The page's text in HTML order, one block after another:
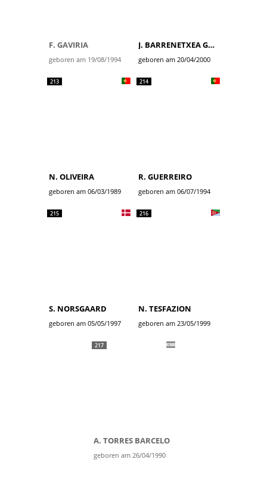
F. GAVIRIA
geboren am 19/08/1994
J. BARRENETXEA GOLZARRI
geboren am 20/04/2000
213
N. OLIVEIRA
geboren am 06/03/1989
214
R. GUERREIRO
geboren am 06/07/1994
215
S. NORSGAARD
geboren am 05/05/1997
216
N. TESFAZION
geboren am 23/05/1999
217
A. TORRES BARCELO
geboren am 26/04/1990